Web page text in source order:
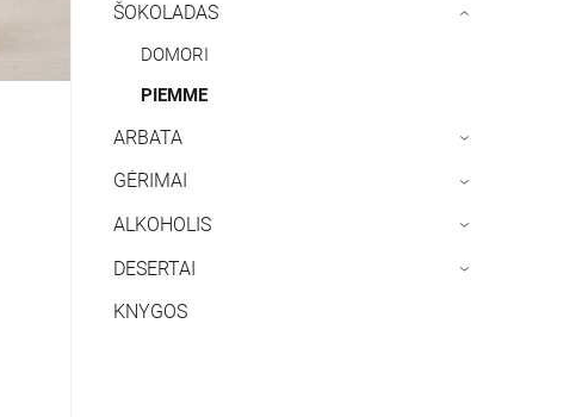
ŠOKOLADAS
DOMORI
PIEMME
›
ARBATA ›
GĖRIMAI ›
ALKOHOLIS ›
DESERTAI ›
KNYGOS